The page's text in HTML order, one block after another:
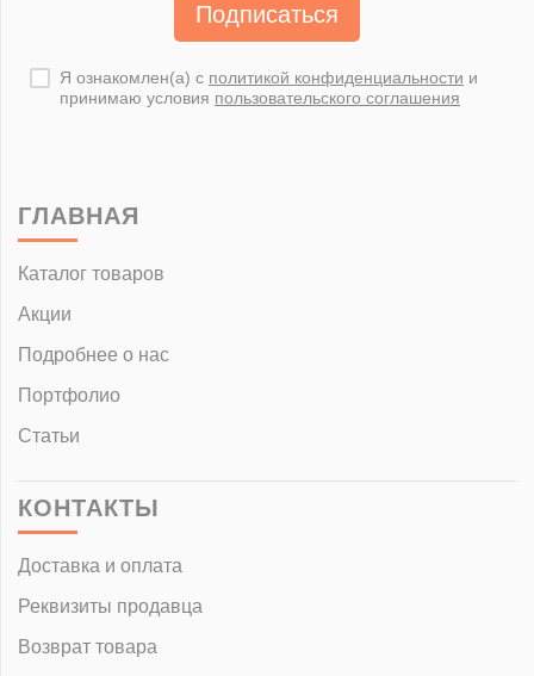
Подписаться
Я ознакомлен(а) с политикой конфиденциальности и
принимаю условия пользовательского соглашения
ГЛАВНАЯ
Каталог товаров
Акции
Подробнее о нас
Портфолио
Статьи
КОНТАКТЫ
Доставка и оплата
Реквизиты продавца
Возврат товара